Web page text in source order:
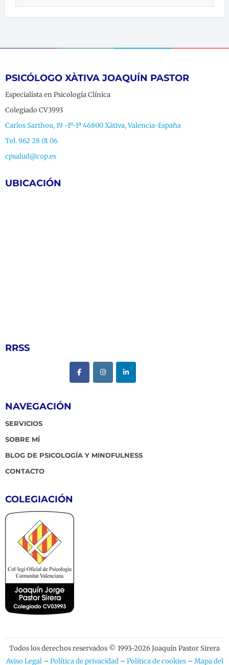
PSICÓLOGO XÀTIVA JOAQUÍN PASTOR
Especialista en Psicología Clínica
Colegiado CV3993
Carlos Sarthou, 19 -1º-1ª 46800 Xàtiva, Valencia-España
Tel. 962 28 01 06
cpsalud@cop.es
UBICACIÓN
RRSS
NAVEGACIÓN
SERVICIOS
SOBRE MÍ
BLOG DE PSICOLOGÍA Y MINDFULNESS
CONTACTO
COLEGIACIÓN
Todos los derechos reservados © 1993-2026 Joaquín Pastor Sirera
Aviso Legal– Política de privacidad– Política de cookies– Mapa del